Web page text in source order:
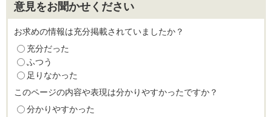
意見をお聞かせください
お求めの情報は充分掲載されていましたか？
充分だった
ふつう
足りなかった
このページの内容や表現は分かりやすかったですか？
分かりやすかった